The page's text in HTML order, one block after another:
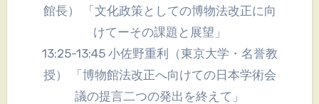
館長） 「文化政策としての博物法改正に向
けてーその課題と展望」
13:25-13:45 小佐野重利（東京大学・名誉教
授） 「博物館法改正へ向けての日本学術会
議の提言二つの発出を終えて」